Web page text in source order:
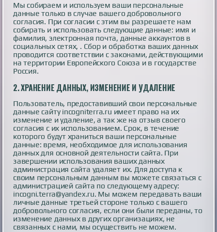
Мы собираем и используем ваши персональные
данные только в случае вашего добровольного
согласия. При согласии с этим вы разрешаете нам
собирать и использовать следующие данные: имя и
фамилия, электронная почта, данные аккаунтов в
социальных сетях, . Сбор и обработка ваших данных
проводится соответствии с законами, действующими
на территории Европейского Союза и в государстве
Россия.
2.ХРАНЕНИЕ ДАННЫХ, ИЗМЕНЕНИЕ И УДАЛЕНИЕ
Пользователь, предоставивший свои персональные
данные сайту incogniterra.ru имеет право на их
изменение и удаление, а так же на отзыв своего
согласия с их использованием. Срок, в течение
которого будут храниться ваши персональные
данные: время, необходимое для использования
данных для основной деятельности сайта. При
завершении использования ваших данных
администрация сайта удаляет их. Для доступа к
своим персональным данным вы можете связаться с
администрацией сайта по следующему адресу:
incogni.terra@yandex.ru. Мы можем передавать ваши
личные данные третьей стороне только с вашего
добровольного согласия, если они были переданы, то
изменение данных в других организациях, не
связанных с нами, мы осуществить не можем.